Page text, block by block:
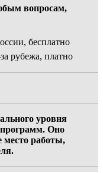
вопросам,
бесплатно
рубежа, платно
уровня
программ. Оно
место работы,